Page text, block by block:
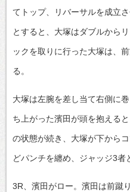
てトップ、リバーサルを成立
とすると、大塚はダブルから
ックを取りに行った大塚は、
る。
大塚は左腕を差し当て右側に
ち上がった濱田が頭を抱える
の状態が続き、大塚が下から
どパンチを纏め、ジャッジ3者
3R、濱田がロー。濱田は前蹴